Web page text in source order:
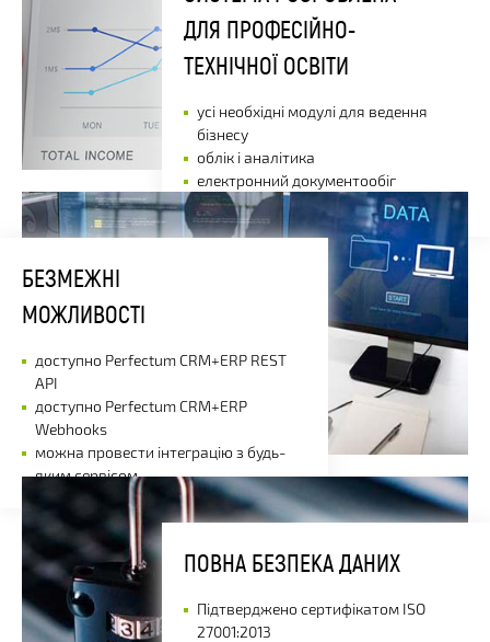
ДЛЯ ПРОФЕСІЙНО-
ТЕХНІЧНОЇ ОСВІТИ
усі необхідні модулі для ведення
бізнесу
облік і аналітика
електронний документообіг
робота на будь-якому пристрої
БЕЗМЕЖНІ
МОЖЛИВОСТІ
доступно Perfectum CRM+ERP REST
API
доступно Perfectum CRM+ERP
Webhooks
можна провести інтеграцію з будь-
яким сервісом
ПОВНА БЕЗПЕКА ДАНИХ
Підтверджено сертифікатом ISO
27001:2013